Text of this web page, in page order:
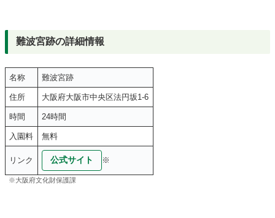
難波宮跡の詳細情報
名称 難波宮跡
住所 大阪府大阪市中央区法円坂1-6
時間 24時間
入園料 無料
リンク 公式サイト ※
※大阪府文化財保護課